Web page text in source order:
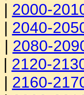
| 2000-
| 2040-
| 2080-
| 2120-
| 2160-